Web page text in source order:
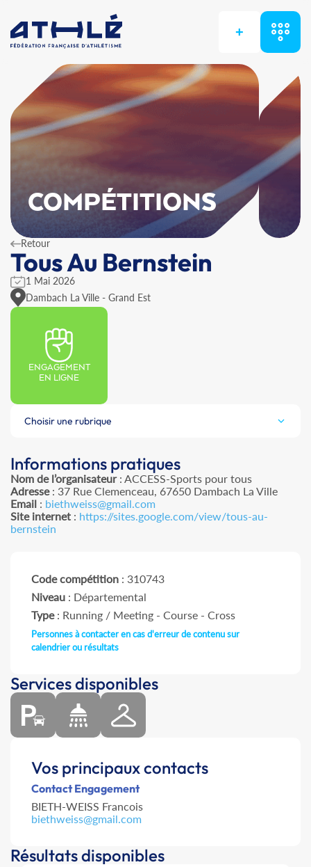
+
COMPÉTITIONS
Retour
Tous Au Bernstein
1 Mai 2026
Dambach La Ville - Grand Est
ENGAGEMENT
EN LIGNE
Choisir une rubrique
Informations pratiques
Nom de l’organisateur: ACCESS-Sports pour tous
Adresse: 37 Rue Clemenceau, 67650 Dambach La Ville
Email : biethweiss@gmail.com
Site internet : https://sites.google.com/view/tous-au-
bernstein
Code compétition : 310743
Niveau : Départemental
Type: Running / Meeting - Course - Cross
Personnes à contacter en cas d'erreur de contenu sur
calendrier ou résultats
Services disponibles
Vos principaux contacts
Contact Engagement
BIETH-WEISS Francois
biethweiss@gmail.com
Résultats disponibles